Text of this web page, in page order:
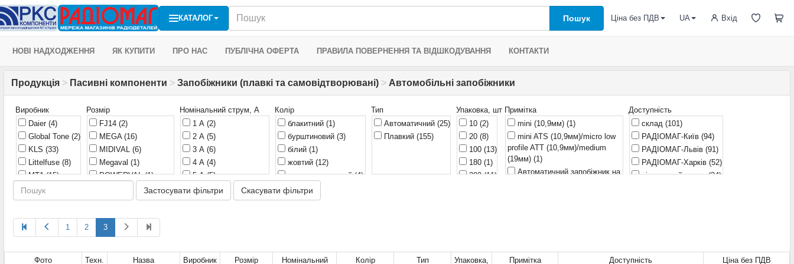
КАТАЛОГ Пошук Вхід
Ціна без ПДВ UA
НОВІ НАДХОДЖЕННЯ ЯК КУПИТИ ПРО НАС ПУБЛІЧНА ОФЕРТА ПРАВИЛА ПОВЕРНЕННЯ ТА ВІДШКОДУВАННЯ КОНТАКТИ
Продукція > Пасивні компоненти > Запобіжники (плавкі та самовідтворювані) > Автомобільні запобіжники
Виробник
Daier (4)
Global Tone (2)
KLS (33)
Littelfuse (8)
MTA(15)
Zeeman
Розмір
FJ14 (2)
MEGA (16)
MIDIVAL (6)
Megaval (1)
POWERVAL(1)
(19)
maxi (29,2мм)(14)
micro (8,8мм)(10)
mini (10,9мм)(16)
Номінальний струм, А
1 А (2)
2 А (5)
3 А (6)
4 А (4)
5 А(5)
5/10/15/20/25/30 А(1)
7,5 А(5)
25 А(4)
Колір
блакитний (1)
бурштиновий (3)
білий (1)
жовтий (12)
жовто-коричневий(4)
зелений
коричневий
пурпуровий(2)
Тип
Автоматичний (25)
Плавкий (155)
Упаковка, шт
10 (2)
20 (8)
100 (13)
180 (1)
200(11)
Примітка
mini (10,9мм) (1)
mini ATS (10,9мм)/micro low
profile ATT (10,9мм)/medium
(19мм) (1)
Автоматичний запобіжник на
струму. Захищений від пилу та
Доступність
склад (101)
РАДІОМАГ-Київ (94)
РАДІОМАГ-Львів (91)
РАДІОМАГ-Харків (52)
віддалений склад(34)
Застосувати фільтри Скасувати фільтри
1 2 3
Фото
Техн.
Назва Виробник Розмір
Номінальний
Колір Тип
Упаковка,
Примітка Доступність Ціна без ПДВ